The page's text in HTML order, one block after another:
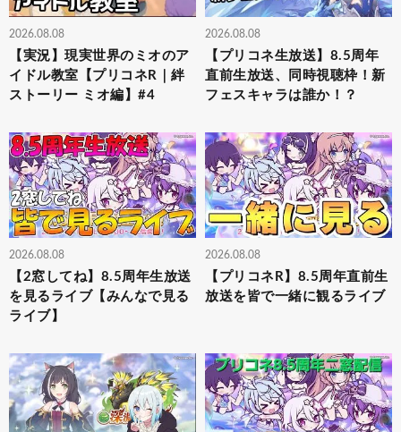
2026.08.08
【実況】現実世界のミオのア
イドル教室【プリコネR｜絆
ストーリー ミオ編】#4
2026.08.08
【プリコネ生放送】8.5周年
直前生放送、同時視聴枠！新
フェスキャラは誰か！？
2026.08.08
【2窓してね】8.5周年生放送
を見るライブ【みんなで見る
ライブ】
2026.08.08
【プリコネR】8.5周年直前生
放送を皆で一緒に観るライブ